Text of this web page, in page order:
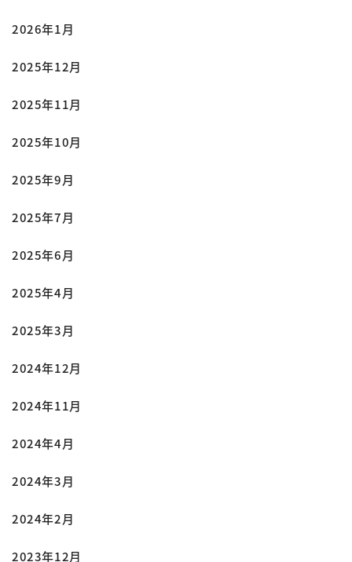
2026年1月
2025年12月
2025年11月
2025年10月
2025年9月
2025年7月
2025年6月
2025年4月
2025年3月
2024年12月
2024年11月
2024年4月
2024年3月
2024年2月
2023年12月